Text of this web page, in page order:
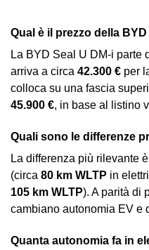
Qual è il prezzo della
La BYD Seal U DM-i parte
arriva a circa 42.300 € per
colloca su una fascia
45.900 €, in base al listino
Quali sono le differenze
La differenza più rilevante
(circa 80 km WLTP in
105 km WLTP). A parità di
cambiano autonomia EV e
Quanta autonomia fa in